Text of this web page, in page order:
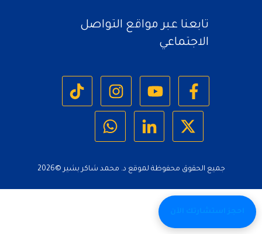
تابعنا عبر مواقع التواصل
الاجتماعي
جميع الحقوق محفوظة لموقع د. محمد شاكر بشير ©2026
احجز استشارتك الآن